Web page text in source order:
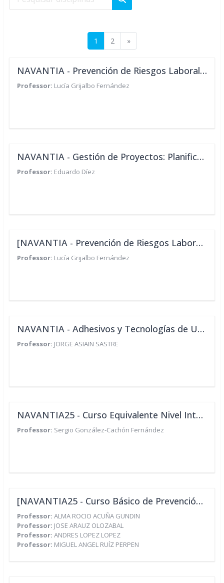
Pesquisar disciplinas
1 Página 1
2Página 2
»Página seguinte
NAVANTIA - Prevención de Riesgos Laborales para Directivos del Sector del Metal
Professor: Lucía Grijalbo Fernández
NAVANTIA - Gestión de Proyectos: Planificación, Seguimiento y Control de Proyectos
Professor: Eduardo Díez
[NAVANTIA - Prevención de Riesgos Laborales para Directivos del Sector del Metal]
Professor: Lucía Grijalbo Fernández
NAVANTIA - Adhesivos y Tecnologías de Unión - Aula Virtual
Professor: JORGE ASIAIN SASTRE
NAVANTIA25 - Curso Equivalente Nivel Intermedio PRL
Professor: Sergio González-Cachón Fernández
[NAVANTIA25 - Curso Básico de Prevención de Riesgos Laborales - ESPECIALIDAD - CNAE 30.1 Y 33.15 - 50h]
Professor: ALMA ROCIO ACUÑA GUNDIN
Professor: JOSE ARAUZ OLOZABAL
Professor: ANDRES LOPEZ LOPEZ
Professor: MIGUEL ANGEL RUÍZ PERPEN